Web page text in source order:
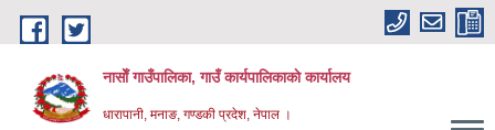
Skip to main content
नासाेँ गाउँपालिका, गाउँ कार्यपालिकाकाे कार्यालय
धारापानी, मनाङ, गण्डकी प्रदेश, नेपाल ।